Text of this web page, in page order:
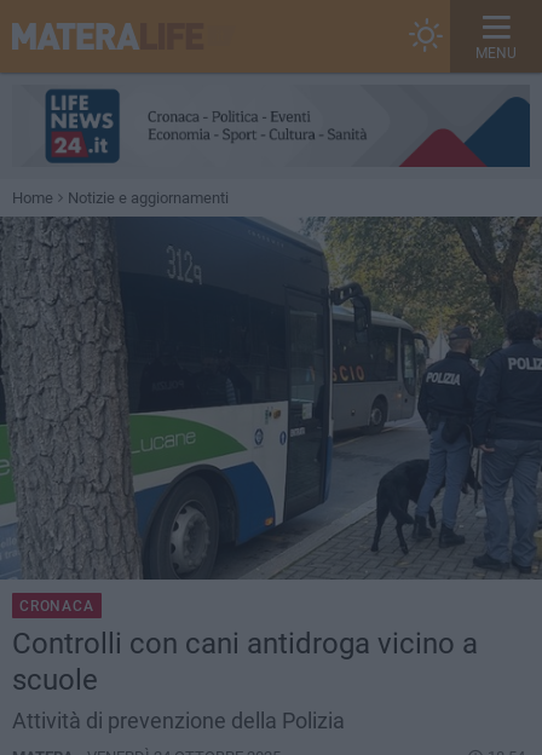
MENU
Home Notizie e aggiornamenti
CRONACA
Controlli con cani antidroga vicino a
scuole
Attività di prevenzione della Polizia